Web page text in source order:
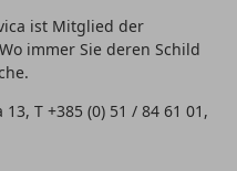
ist Mitglied der
immer Sie deren Schild
T +385 (0) 51 / 84 61 01,